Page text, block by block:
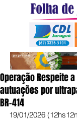
Operação Respeite
autuações por
BR-414
19/01/2026